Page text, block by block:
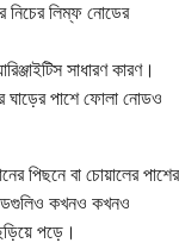
নিচের লিম্ফ নোডের
সাধারণ কারণ।
পাশে ফোলা নোডও
পিছনে বা চোয়ালের পাশের
কখনও কখনও
পড়ে।